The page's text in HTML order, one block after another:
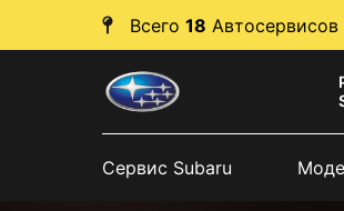
Всего 18 Автосервисов
Сервис Subaru